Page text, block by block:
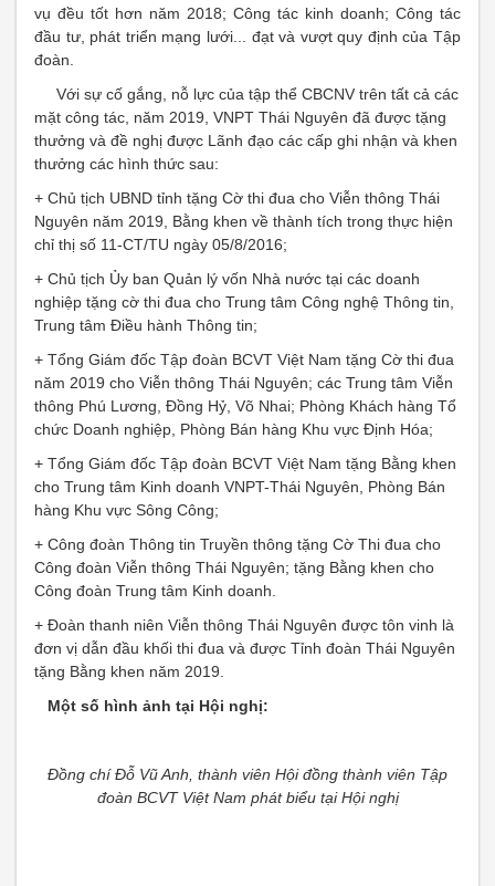
vụ đều tốt hơn năm 2018; Công tác kinh doanh; Công tác
đầu tư, phát triển mạng lưới... đạt và vượt quy định của Tập
đoàn.
Với sự cố gắng, nỗ lực của tập thể CBCNV trên tất cả các
mặt công tác, năm 2019, VNPT Thái Nguyên đã được tặng
thưởng và đề nghị được Lãnh đạo các cấp ghi nhận và khen
thưởng các hình thức sau:
+ Chủ tịch UBND tỉnh tặng Cờ thi đua cho Viễn thông Thái
Nguyên năm 2019, Bằng khen về thành tích trong thực hiện
chỉ thị số 11-CT/TU ngày 05/8/2016;
+ Chủ tịch Ủy ban Quản lý vốn Nhà nước tại các doanh
nghiệp tặng cờ thi đua cho Trung tâm Công nghệ Thông tin,
Trung tâm Điều hành Thông tin;
+ Tổng Giám đốc Tập đoàn BCVT Việt Nam tặng Cờ thi đua
năm 2019 cho Viễn thông Thái Nguyên; các Trung tâm Viễn
thông Phú Lương, Đồng Hỷ, Võ Nhai; Phòng Khách hàng Tổ
chức Doanh nghiệp, Phòng Bán hàng Khu vực Định Hóa;
+ Tổng Giám đốc Tập đoàn BCVT Việt Nam tặng Bằng khen
cho Trung tâm Kinh doanh VNPT-Thái Nguyên, Phòng Bán
hàng Khu vực Sông Công;
+ Công đoàn Thông tin Truyền thông tặng Cờ Thi đua cho
Công đoàn Viễn thông Thái Nguyên; tặng Bằng khen cho
Công đoàn Trung tâm Kinh doanh.
+ Đoàn thanh niên Viễn thông Thái Nguyên được tôn vinh là
đơn vị dẫn đầu khối thi đua và được Tỉnh đoàn Thái Nguyên
tặng Bằng khen năm 2019.
Một số hình ảnh tại Hội nghị:
Đồng chí Đỗ Vũ Anh, thành viên Hội đồng thành viên Tập
đoàn BCVT Việt Nam phát biểu tại Hội nghị